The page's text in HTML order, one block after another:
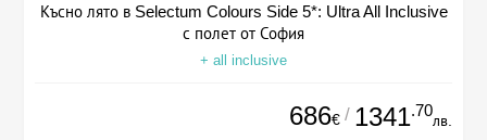
Късно лято в Selectum Colours Side 5*: Ultra All Inclusive
с полет от София
+ all inclusive
686€ / 1341.70
лв.